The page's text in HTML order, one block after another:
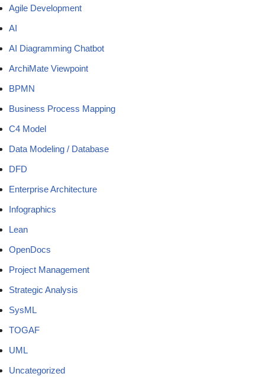
Agile Development
AI
AI Diagramming Chatbot
ArchiMate Viewpoint
BPMN
Business Process Mapping
C4 Model
Data Modeling / Database
DFD
Enterprise Architecture
Infographics
Lean
OpenDocs
Project Management
Strategic Analysis
SysML
TOGAF
UML
Uncategorized